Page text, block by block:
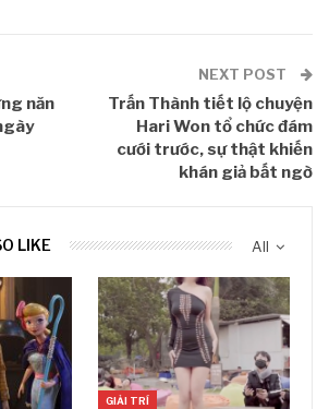
năn
NEXT POST
Trấn Thành tiết lộ chuyện
Hari Won tổ chức đám
cưới trước, sự thật khiến
khán giả bất ngờ
All
LIKE
GIẢI TRÍ